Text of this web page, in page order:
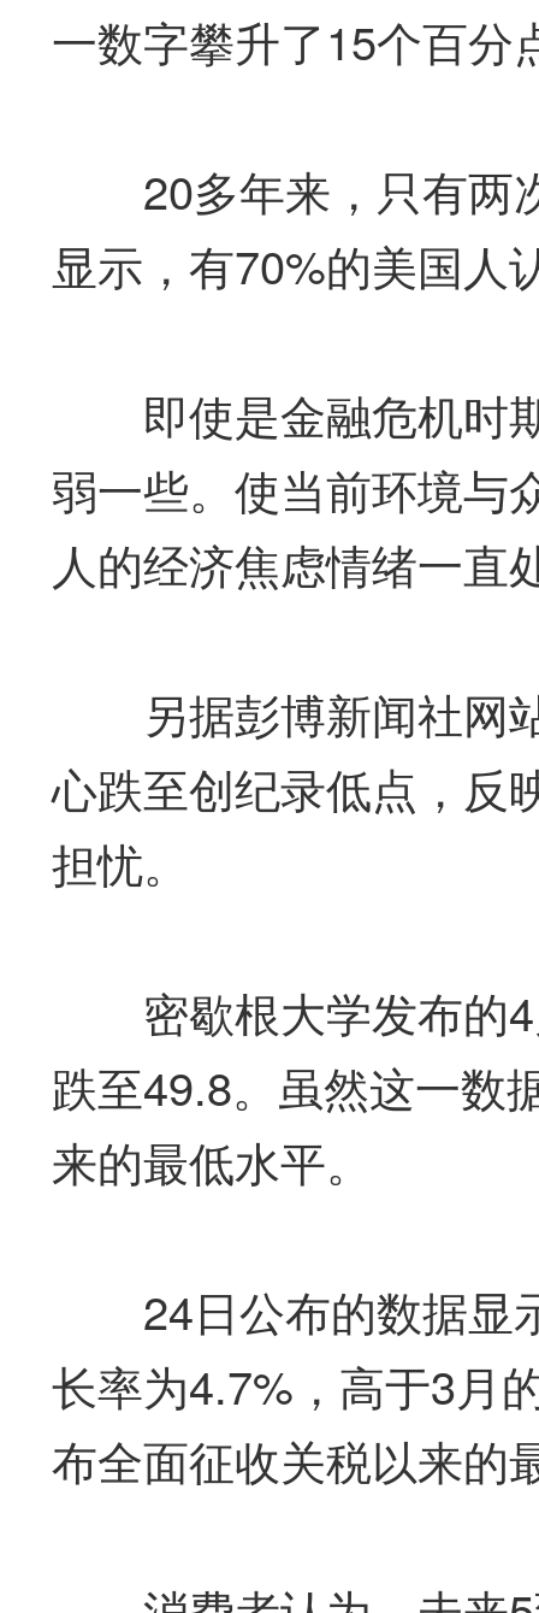
一数字攀升了15个百分
20多年来，只有两
显示，有70%的美国人
即使是金融危机时
弱一些。使当前环境与
人的经济焦虑情绪一直
另据彭博新闻社网
心跌至创纪录低点，反
担忧。
密歇根大学发布的4
跌至49.8。虽然这一数
来的最低水平。
24日公布的数据显
长率为4.7%，高于3月
布全面征收关税以来的